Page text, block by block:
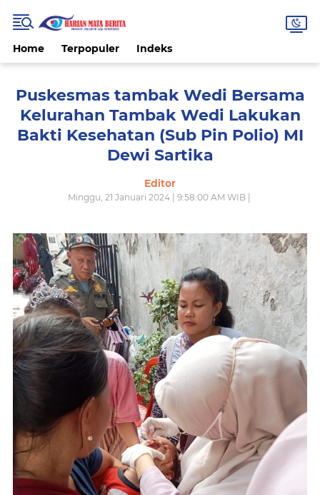
Home Terpopuler Indeks
Puskesmas tambak Wedi Bersama
Kelurahan Tambak Wedi Lakukan
Bakti Kesehatan (Sub Pin Polio) MI
Dewi Sartika
Editor
Minggu, 21 Januari 2024 | 9:58:00 AM WIB |